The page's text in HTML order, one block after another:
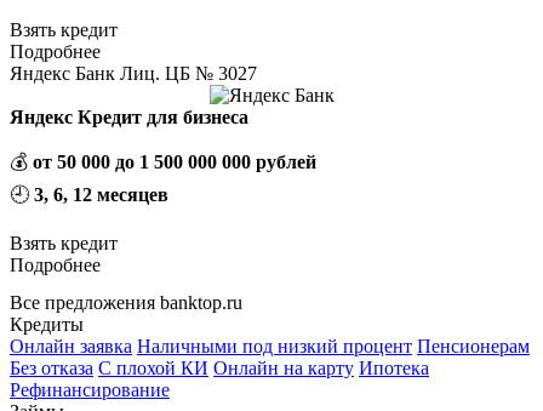
Взять кредит
Подробнее
Яндекс Банк Лиц. ЦБ № 3027
Яндекс Кредит для бизнеса
💰 от 50 000 до 1 500 000 000 рублей
🕘 3, 6, 12 месяцев
Взять кредит
Подробнее
Все предложения banktop.ru
Кредиты
Онлайн заявка Наличными под низкий процент Пенсионерам
Без отказа С плохой КИ Онлайн на карту Ипотека
Рефинансирование